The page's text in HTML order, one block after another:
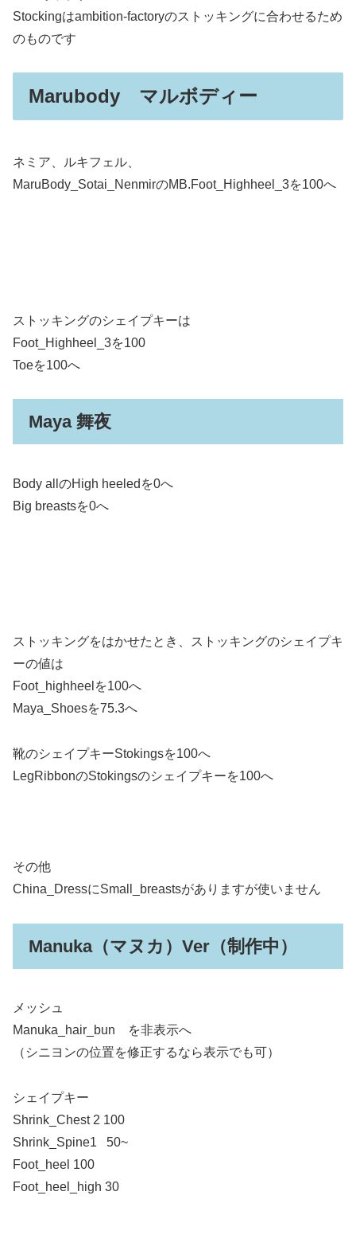
Stockingはambition-factoryのストッキングに合わせるため
のものです
Marubody マルボディー
ネミア、ルキフェル、
MaruBody_Sotai_NenmirのMB.Foot_Highheel_3を100へ
ストッキングのシェイプキーは
Foot_Highheel_3を100
Toeを100へ
Maya 舞夜
Body allのHigh heeledを0へ
Big breastsを0へ
ストッキングをはかせたとき、ストッキングのシェイプキ
ーの値は
Foot_highheelを100へ
Maya_Shoesを75.3へ
靴のシェイプキーStokingsを100へ
LegRibbonのStokingsのシェイプキーを100へ
その他
China_DressにSmall_breastsがありますが使いません
Manuka（マヌカ）Ver（制作中）
メッシュ
Manuka_hair_bun を非表示へ
（シニヨンの位置を修正するなら表示でも可）
シェイプキー
Shrink_Chest 2 100
Shrink_Spine1 50~
Foot_heel 100
Foot_heel_high 30